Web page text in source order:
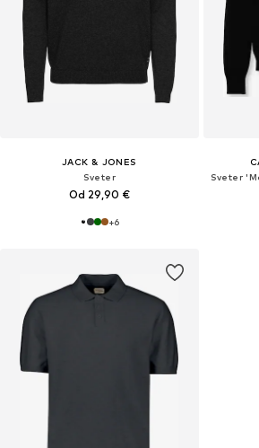
JACK & JONES
Sveter
Od 29,90 €
+6